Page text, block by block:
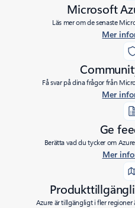
Microsoft
Läs mer om de senaste
Mer
Få svar på dina frågor från
Mer
Ge
Berätta vad du tycker om
Mer
Azure är tillgängligt i fler